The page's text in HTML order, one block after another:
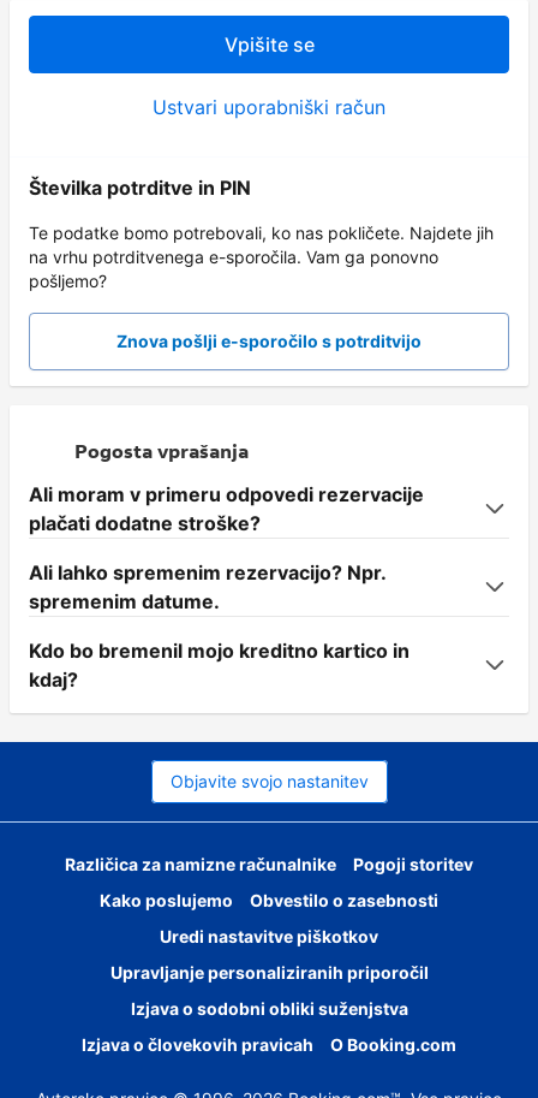
Vpišite se
Ustvari uporabniški račun
Številka potrditve in PIN
Te podatke bomo potrebovali, ko nas pokličete. Najdete jih
na vrhu potrditvenega e-sporočila. Vam ga ponovno
pošljemo?
Znova pošlji e-sporočilo s potrditvijo
Pogosta vprašanja
Ali moram v primeru odpovedi rezervacije
plačati dodatne stroške?
Ali lahko spremenim rezervacijo? Npr.
spremenim datume.
Kdo bo bremenil mojo kreditno kartico in
kdaj?
Objavite svojo nastanitev
Različica za namizne računalnike
Pogoji storitev
Kako poslujemo
Obvestilo o zasebnosti
Uredi nastavitve piškotkov
Upravljanje personaliziranih priporočil
Izjava o sodobni obliki suženjstva
Izjava o človekovih pravicah
O Booking.com